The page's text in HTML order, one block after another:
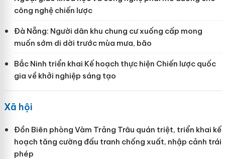
công nghệ chiến lược
Đà Nẵng: Người dân khu chung cư xuống cấp mong
muốn sớm di dời trước mùa mưa, bão
Bắc Ninh triển khai Kế hoạch thực hiện Chiến lược quốc
gia về khởi nghiệp sáng tạo
Xã hội
Đồn Biên phòng Vàm Trảng Trâu quán triệt, triển khai kế
hoạch tăng cường đấu tranh chống xuất, nhập cảnh trái
phép